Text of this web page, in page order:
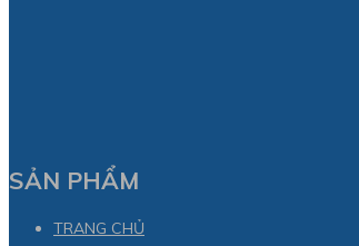
SẢN PHẨM
TRANG CHỦ